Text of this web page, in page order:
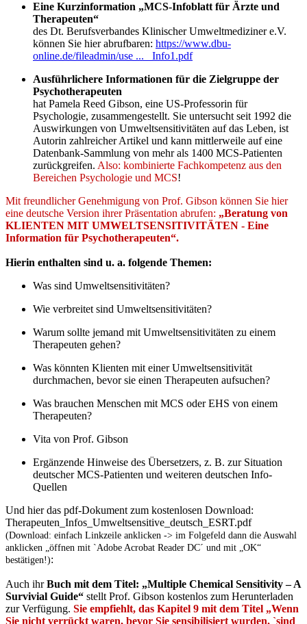
Eine Kurzinformation „MCS-Infoblatt für Ärzte und
Therapeuten“
des Dt. Berufsverbandes Klinischer Umweltmediziner e.V.
können Sie hier abrufbaren: https://www.dbu-
online.de/fileadmin/use ... _Info1.pdf
Ausführlichere Informationen für die Zielgruppe der
Psychotherapeuten
hat Pamela Reed Gibson, eine US-Professorin für
Psychologie, zusammengestellt. Sie untersucht seit 1992 die
Auswirkungen von Umweltsensitivitäten auf das Leben, ist
Autorin zahlreicher Artikel und kann mittlerweile auf eine
Datenbank-Sammlung von mehr als 1400 MCS-Patienten
zurückgreifen. Also: kombinierte Fachkompetenz aus den
Bereichen Psychologie und MCS!
Mit freundlicher Genehmigung von Prof. Gibson können Sie hier
eine deutsche Version ihrer Präsentation abrufen: „Beratung von
KLIENTEN MIT UMWELTSENSITIVITÄTEN - Eine
Information für Psychotherapeuten“.
Hierin enthalten sind u. a. folgende Themen:
Was sind Umweltsensitivitäten?
Wie verbreitet sind Umweltsensitivitäten?
Warum sollte jemand mit Umweltsensitivitäten zu einem
Therapeuten gehen?
Was könnten Klienten mit einer Umweltsensitivität
durchmachen, bevor sie einen Therapeuten aufsuchen?
Was brauchen Menschen mit MCS oder EHS von einem
Therapeuten?
Vita von Prof. Gibson
Ergänzende Hinweise des Übersetzers, z. B. zur Situation
deutscher MCS-Patienten und weiteren deutschen Info-
Quellen
Und hier das pdf-Dokument zum kostenlosen Download:
Therapeuten_Infos_Umweltsensitive_deutsch_ESRT.pdf
(Download: einfach Linkzeile anklicken -> im Folgefeld dann die Auswahl
anklicken „öffnen mit `Adobe Acrobat Reader DC´ und mit „OK“
bestätigen!):
Auch ihrBuch mit dem Titel: „Multiple Chemical Sensitivity – A
Survivial Guide“ stellt Prof. Gibson kostenlos zum Herunterladen
zur Verfügung. Sie empfiehlt, das Kapitel 9 mit dem Titel „Wenn
Sie nicht verrückt waren, bevor Sie sensibilisiert wurden, `sind